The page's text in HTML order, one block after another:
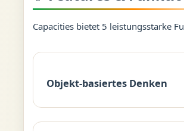
Capacities bietet 5 leistungsstarke
Objekt-basiertes Denken